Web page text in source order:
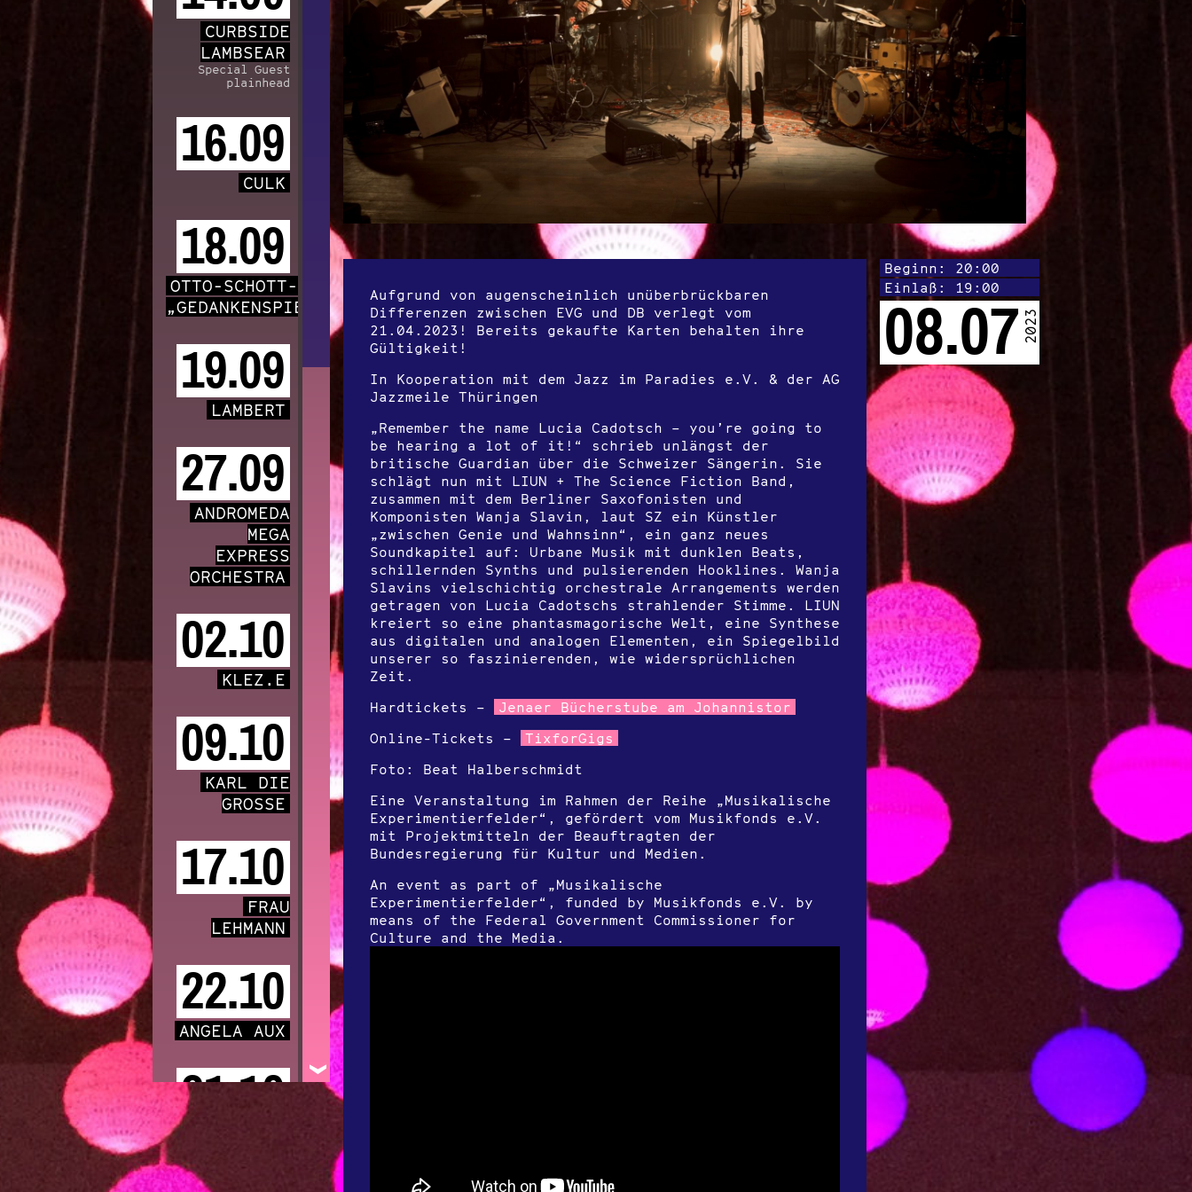
Beginn: 20:00
Einlaß: 19:00
08.07 2023
Aufgrund von augenscheinlich unüberbrückbaren
Differenzen zwischen EVG und DB verlegt vom
21.04.2023! Bereits gekaufte Karten behalten ihre
Gültigkeit!
In Kooperation mit dem Jazz im Paradies e.V. & der AG
Jazzmeile Thüringen
„Remember the name Lucia Cadotsch – you’re going to
be hearing a lot of it!“ schrieb unlängst der
britische Guardian über die Schweizer Sängerin. Sie
schlägt nun mit LIUN + The Science Fiction Band,
zusammen mit dem Berliner Saxofonisten und
Komponisten Wanja Slavin, laut SZ ein Künstler
„zwischen Genie und Wahnsinn“, ein ganz neues
Soundkapitel auf: Urbane Musik mit dunklen Beats,
schillernden Synths und pulsierenden Hooklines. Wanja
Slavins vielschichtig orchestrale Arrangements werden
getragen von Lucia Cadotschs strahlender Stimme. LIUN
kreiert so eine phantasmagorische Welt, eine Synthese
aus digitalen und analogen Elementen, ein Spiegelbild
unserer so faszinierenden, wie widersprüchlichen
Zeit.
Hardtickets –
Jenaer Bücherstube am Johannistor
Online-Tickets –
TixforGigs
Foto: Beat Halberschmidt
Eine Veranstaltung im Rahmen der Reihe „Musikalische
Experimentierfelder“, gefördert vom Musikfonds e.V.
mit Projektmitteln der Beauftragten der
Bundesregierung für Kultur und Medien.
An event as part of „Musikalische
Experimentierfelder“, funded by Musikfonds e.V. by
means of the Federal Government Commissioner for
Culture and the Media.
CURBSIDE
LAMBSEAR
Special Guest
plainhead
16.09
CULK
18.09
OTTO-SCHOTT-CHOR
„GEDANKENSPIELE“
19.09
LAMBERT
27.09
ANDROMEDA
MEGA
EXPRESS
ORCHESTRA
02.10
KLEZ.E
09.10
KARL DIE
GROSSE
17.10
FRAU
LEHMANN
22.10
ANGELA AUX
31.10
Rhodes of LAMB